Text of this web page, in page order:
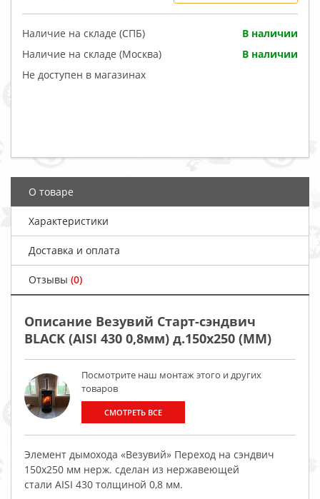
Наличие на складе (СПБ)
В наличии
Наличие на складе (Москва)
В наличии
Не доступен в магазинах
О товаре
Характеристики
Доставка и оплата
Отзывы (0)
Описание Везувий Старт-сэндвич
BLACK (AISI 430 0,8мм) д.150х250 (ММ)
Посмотрите наш монтаж этого и других
товаров
СМОТРЕТЬ ВСЕ
Элемент дымохода «Везувий» Переход на сэндвич
150х250 мм нерж. сделан из нержавеющей
стали AISI 430 толщиной 0,8 мм.